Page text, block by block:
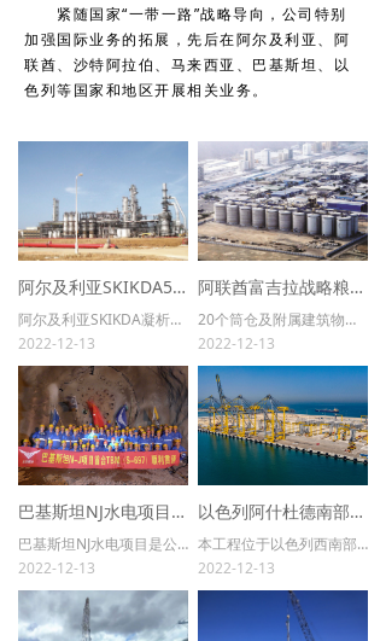
넸 水利水电工程
넸 水工隧洞TBM工程
넸 河湖整治工程
发电厂基础工程
넸 石油、石化、LNG地基、基础工程
넸 港口、码头地基基础工程
넸 工民建及市政基础工程
넸 新能源
넸 勘察工程
넸 园林绿化
넸 城镇化建设与养老养生项目
넸 国际工程
阿尔及利亚SKIKDA500万吨/年凝析油项目基础处理工程
阿尔及利亚SKIKDA凝析油项目。该项目以凝析油为原料，年炼凝析油500万吨，并可生产石脑油370万至400万吨，航空煤油45万至68万吨，丁烷11万吨，轻柴油和重柴油32万至85万吨。SC2项目基础处理工程自2006年9月16开工，2007年6月8日完工。
2022-12-13
阿联酋富吉拉战略粮食储备工程振冲碎石桩地基处理
20个筒仓及附属建筑物的地基处理设计、工艺试验、施工、检测，振冲碎石桩总长度约17万m，处理深度13～18m，设计要求（质量标准）：处理后复合地基承载力350kPa，总沉降量及不均匀沉降量控制在50mm内，采用公司自主研发的BJ-150和CV350型振冲器处理。地基处理工程开工日期为2010年7月27日，竣工日期为2010年11月4日。
2022-12-13
巴基斯坦NJ水电项目引水隧洞2#TBM施工段工程
巴基斯坦NJ水电项目是公司承接的首个海外TBM项目，该工程引水隧洞最大埋深1900m，总长28.6km（单线洞和双线洞交错布置），本TBM施工段采用海瑞克TBM设备，TBM掘进长度约为11.2km，开挖直径为8.5m。TBM施工段沿线地质条件复杂，具有埋深大、洞线长的特点，存在高压外水、泥页岩遇水软化及膨胀、高埋深洞段大收敛变形、涌(突)水、高地温、围岩稳定性差及隧洞穿越断层破碎带等主要工程地质问题。项目于2012年6月6日开始TBM组装，2016年10月18日贯通。
2022-12-13
以色列阿什杜德南部港建设项目地基处理工程
本工程位于以色列西南部沿海阿什杜德市，该港建成后预计年集装箱吞吐量为216万标箱，成为以色列重要的贸易港口。地基处理分项工程包括振冲密实（含陆域及沉箱内）、与地基处理相关的（不限于）测量、监测、试验，项目，地基处理方量共计724万m³，处理深度3-21m，CPT点位检测515个。地基处理工程于2016年1月30日开工，2020年6月7日竣工。
2022-12-13
紧随国家“一带一路”战略导向，公司特别
加强国际业务的拓展，先后在阿尔及利亚、阿
联酋、沙特阿拉伯、马来西亚、巴基斯坦、以
色列等国家和地区开展相关业务。